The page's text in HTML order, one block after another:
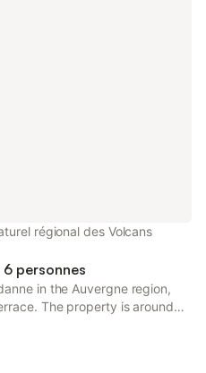
régional des Volcans
personnes
in the Auvergne region,
The property is around
29 km from Aurillac train